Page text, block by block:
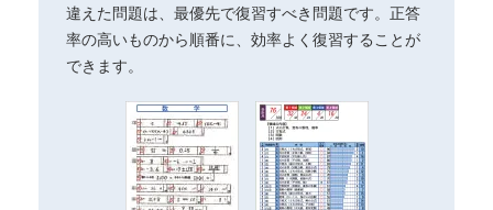
違えた問題は、最優先で復習すべき問題です。正答
率の高いものから順番に、効率よく復習することが
できます。